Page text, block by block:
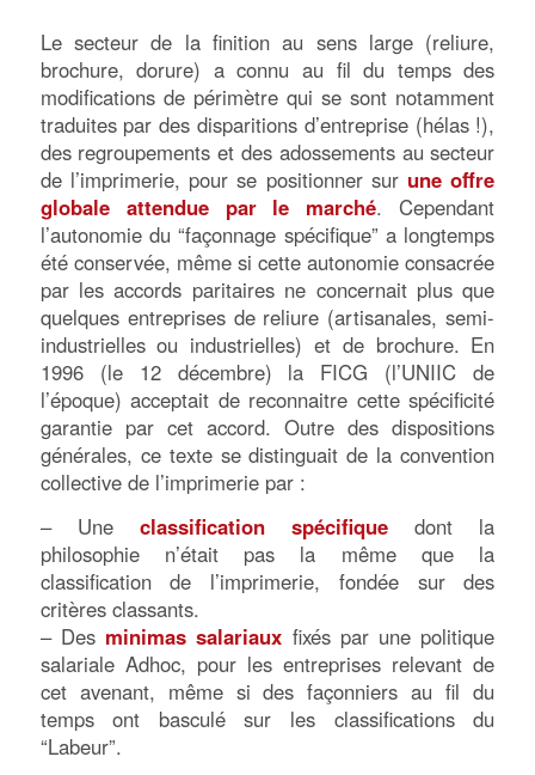
Le secteur de la finition au sens large (reliure,
brochure, dorure) a connu au fil du temps des
modifications de périmètre qui se sont notamment
traduites par des disparitions d’entreprise (hélas !),
des regroupements et des adossements au secteur
de l’imprimerie, pour se positionner sur une offre
globale attendue par le marché. Cependant
l’autonomie du “façonnage spécifique” a longtemps
été conservée, même si cette autonomie consacrée
par les accords paritaires ne concernait plus que
quelques entreprises de reliure (artisanales, semi-
industrielles ou industrielles) et de brochure. En
1996 (le 12 décembre) la FICG (l’UNIIC de
l’époque) acceptait de reconnaitre cette spécificité
garantie par cet accord. Outre des dispositions
générales, ce texte se distinguait de la convention
collective de l’imprimerie par :
– Une classification spécifique dont la
philosophie n’était pas la même que la
classification de l’imprimerie, fondée sur des
critères classants.
– Des minimas salariaux fixés par une politique
salariale Adhoc, pour les entreprises relevant de
cet avenant, même si des façonniers au fil du
temps ont basculé sur les classifications du
“Labeur”.